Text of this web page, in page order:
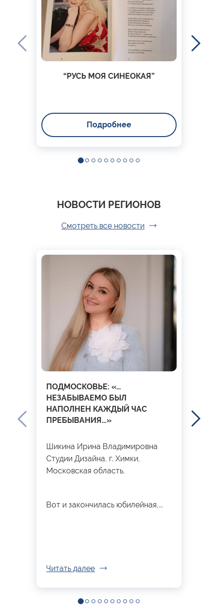
“РУСЬ МОЯ СИНЕОКАЯ”
Подробнее
НОВОСТИ РЕГИОНОВ
Смотреть все новости
ПОДМОСКОВЬЕ: «…
НЕЗАБЫВАЕМО БЫЛ
НАПОЛНЕН КАЖДЫЙ ЧАС
ПРЕБЫВАНИЯ…»
Шикина Ирина Владимировна
Студии Дизайна, г. Химки,
Московская область.
Вот и закончилась юбилейная,...
Читать далее